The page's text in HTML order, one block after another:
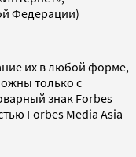
Федерации)
их в любой форме,
только с
знак Forbes
Forbes Media Asia